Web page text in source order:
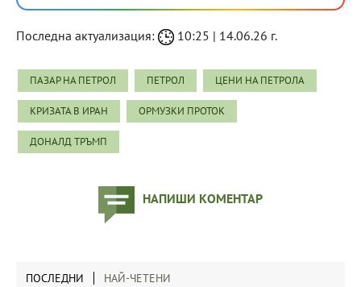
Последна актуализация: 10:25 | 14.06.26 г.
ПАЗАР НА ПЕТРОЛ ПЕТРОЛ ЦЕНИ НА ПЕТРОЛА
КРИЗАТА В ИРАН ОРМУЗКИ ПРОТОК
ДОНАЛД ТРЪМП
НАПИШИ КОМЕНТАР
ПОСЛЕДНИ НАЙ-ЧЕТЕНИ